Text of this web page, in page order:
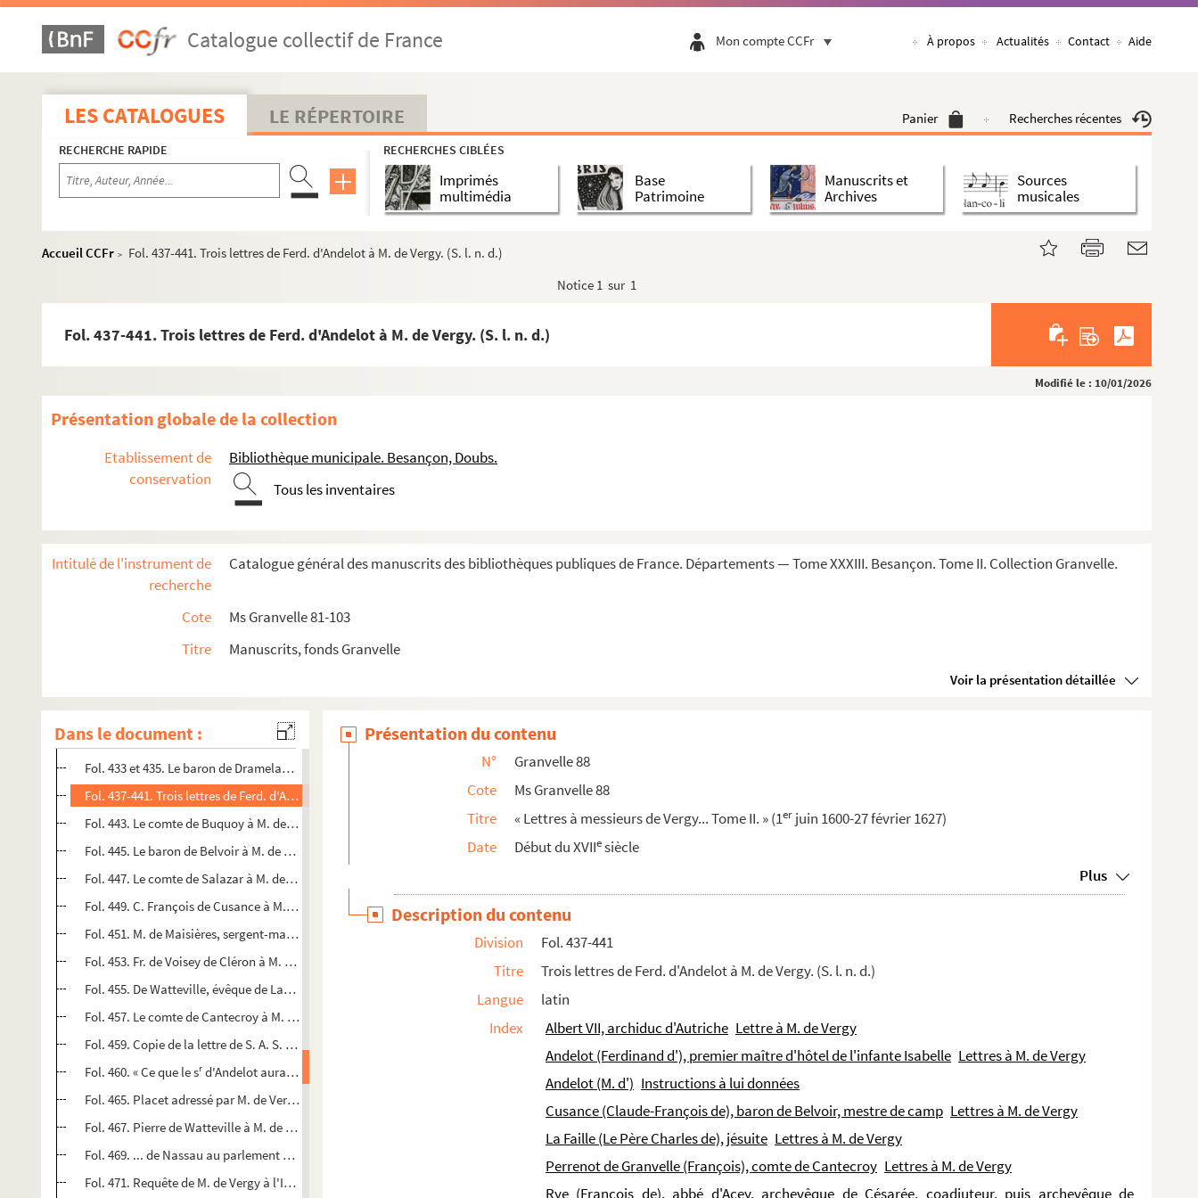
Catalogue collectif de France Mon compte CCFr À propos Actualités Contact Aide
LES CATALOGUES LE RÉPERTOIRE Panier Recherches récentes
RECHERCHE RAPIDE RECHERCHES CIBLÉES
Imprimés
multimédia
Base
Patrimoine
Manuscrits et
Archives
Sources
musicales
Accueil CCFr >
Fol. 437-441. Trois lettres de Ferd. d'Andelot à M. de Vergy. (S. l. n. d.)
Notice 1 sur 1
Fol. 437-441. Trois lettres de Ferd. d'Andelot à M. de Vergy. (S. l. n. d.)
Modifié le : 10/01/2026
Présentation globale de la collection
Etablissement de
conservation
Bibliothèque municipale. Besançon, Doubs.
Tous les inventaires
Intitulé de l'instrument de
recherche
Catalogue général des manuscrits des bibliothèques publiques de France. Départements — Tome XXXIII. Besançon. Tome II. Collection Granvelle.
Cote
Ms Granvelle 81-103
Titre
Manuscrits, fonds Granvelle
Voir la présentation détaillée
Dans le document :
Fol. 375. C. François de Cusance à M. de Vergy. Brecht, 7 octobre 1622
Fol. 377. De la Tour-Moncley à M. de Vergy. Brecht, 10 octobre 1622
Fol. 379. Le baron de Dramelay à M. de Vergy. Saint-Léonard, 12 octobre 1622
Fol. 381. C. François de Cusance à M. de Vergy. Brecht, 13 octobre 1622
Fol. 383. Le capitaine Maisières à M. de Vergy. Du camp (Brecht), 14 octobre 1622
Fol. 385. Louis-Fr. de Verreyken à M. de Vergy. Bruxelles, 15 octobre 1622
Fol. 387. Ferd. d'Andelot à M. de Vergy. Bruxelles, 16 octobre 1622
Fol. 389. Louis-Fr. Verreyken à M. de Vergy. Bruxelles, 26 octobre 1622
Fol. 397. Louis-Fr. de Verreyken à M. de Vergy. Bruxelles, 29 octobre 1622
Fol. 403. Louis-Fr. de Verreyken à M. de Vergy. Bruxelles, 12 novembre 1622
Fol. 407. Louis-Fr. de Verreyken au baron de Belvoir. Bruxelles, 17 novembre 1622
Fol. 409. Louis-Fr. de Verreyken à M. de Vergy. Bruxelles, 18 novembre 1622
Fol. 413 et 415. C. François de Cusance à M. de Vergy. Arlon, 25 novembre et 1
Fol. 417. Ferd. d'Andelot à M. de Vergy. Bruxelles, 9 décembre 1622
Fol. 423 et 425. Louis-Fr. de Verreyken à M. de Vergy. Bruxelles, 10 décembre 1622
Fol. 429. Le baron de Dramelay à M. de Vergy. Ruremonde, 4 décembre 1622
Fol. 431. C. François de Cusance à M. de Vergy. Bruxelles, 24 décembre 1622
Fol. 433 et 435. Le baron de Dramelay à M. de Vergy. Bruxelles, 25 décembre 1622
Fol. 437-441. Trois lettres de Ferd. d'Andelot à M. de Vergy. (S. l. n. d.)
Fol. 443. Le comte de Buquoy à M. de Vergy. (S. l. n. d.)
Fol. 445. Le baron de Belvoir à M. de Vergy. (S. l. n. d.)
Fol. 447. Le comte de Salazar à M. de Vergy. (S. l. n. d.)
Fol. 449. C. François de Cusance à M. de Vergy. Bruxelles, s. d.
Fol. 451. M. de Maisières, sergent-major du terce du baron de Belvoir, à M. de Vergy. Devant Berg op Zoom, s. ...
Fol. 453. Fr. de Voisey de Cléron à M. de Vergy. (S. l. n. d.)
Fol. 455. De Watteville, évêque de Lausanne, à M. de Vergy. (S. l. n. d.)
Fol. 457. Le comte de Cantecroy à M. de Vergy. (S. l. n. d.)
Fol. 459. Copie de la lettre de S. A. S. à M. de Vergy. Bruxelles, 8 avril 1627
Fol. 460. « Ce que le sr d'Andelot aura à négocier en Flandres où il est envoyé par le comte de Champlitte, go...
Fol. 465. Placet adressé par M. de Vergy à la S
Fol. 467. Pierre de Watteville à M. de Vergy. (S. l. n. d.)
Fol. 469. ... de Nassau au parlement de Dole. Nozeroy, 27 février 1627
Fol. 471. Requête de M. de Vergy à l'Infante. (S. l. n. d.)
Présentation du contenu
N°
Granvelle 88
Cote
Ms Granvelle 88
Titre
« Lettres à messieurs de Vergy... Tome II. » (1er juin 1600-27 février 1627)
Date
Début du XVIIesiècle
Plus
Description du contenu
Division
Fol. 437-441
Titre
Trois lettres de Ferd. d'Andelot à M. de Vergy. (S. l. n. d.)
Langue
latin
Index
Albert VII, archiduc d'Autriche Lettre à M. de Vergy
Andelot (Ferdinand d'), premier maître d'hôtel de l'infante Isabelle Lettres à M. de Vergy
Andelot (M. d') Instructions à lui données
Cusance (Claude-François de), baron de Belvoir, mestre de camp Lettres à M. de Vergy
La Faille (Le Père Charles de), jésuite Lettres à M. de Vergy
Perrenot de Granvelle (François), comte de Cantecroy Lettres à M. de Vergy
Rye (François de), abbé d'Acey, archevêque de Césarée, coadjuteur, puis archevêque de